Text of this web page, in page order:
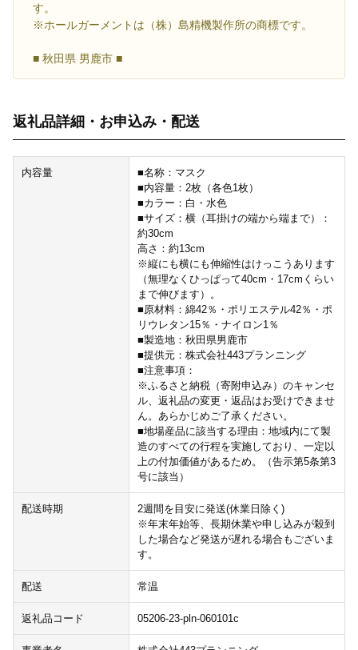
す。
※ホールガーメントは（株）島精機製作所の商標です。
■ 秋田県 男鹿市 ■
返礼品詳細・お申込み・配送
内容量
■名称：マスク
■内容量：2枚（各色1枚）
■カラー：白・水色
■サイズ：横（耳掛けの端から端まで）：
約30cm
高さ：約13cm
※縦にも横にも伸縮性はけっこうあります
（無理なくひっぱって40cm・17cmくらい
まで伸びます）。
■原材料：綿42％・ポリエステル42％・ポ
リウレタン15％・ナイロン1％
■製造地：秋田県男鹿市
■提供元：株式会社443プランニング
■注意事項：
※ふるさと納税（寄附申込み）のキャンセ
ル、返礼品の変更・返品はお受けできませ
ん。あらかじめご了承ください。
■地場産品に該当する理由：地域内にて製
造のすべての行程を実施しており、一定以
上の付加価値があるため。（告示第5条第3
号に該当）
配送時期
2週間を目安に発送(休業日除く)
※年末年始等、長期休業や申し込みが殺到
した場合など発送が遅れる場合もございま
す。
配送 常温
返礼品コード 05206-23-pln-060101c